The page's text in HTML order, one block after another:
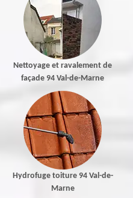
Nettoyage et ravalement de
façade 94 Val-de-Marne
Hydrofuge toiture 94 Val-de-
Marne